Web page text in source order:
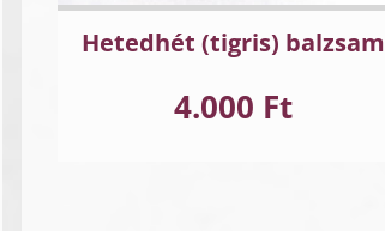
Hetedhét (tigris) balzsam
4.000 Ft